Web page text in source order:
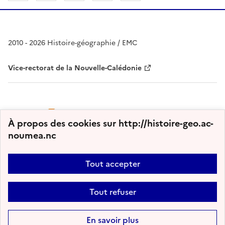
À propos des cookies sur http://histoire-geo.ac-
noumea.nc
Tout accepter
Tout refuser
En savoir plus
2010 - 2026 Histoire-géographie / EMC
Vice-rectorat de la Nouvelle-Calédonie
Plan du site Nous contacter
Accessibilité : partiellement conforme
Gestion des cookies
Paramètres d'affichage
Flux RSS